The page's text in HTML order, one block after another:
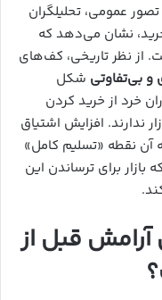
تصور عمومی، تحلیلگران
نشان می‌دهد که
از نظر تاریخی، کف‌های
و بی‌تفاوتی شکل
خرد از خرید کردن
ندارند. افزایش اشتیاق
نقطه «تسلیم کامل»
برای ترساندن این
آرامش قبل از